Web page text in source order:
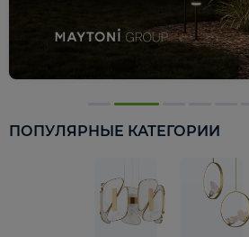
ПОПУЛЯРНЫЕ КАТЕГОРИИ